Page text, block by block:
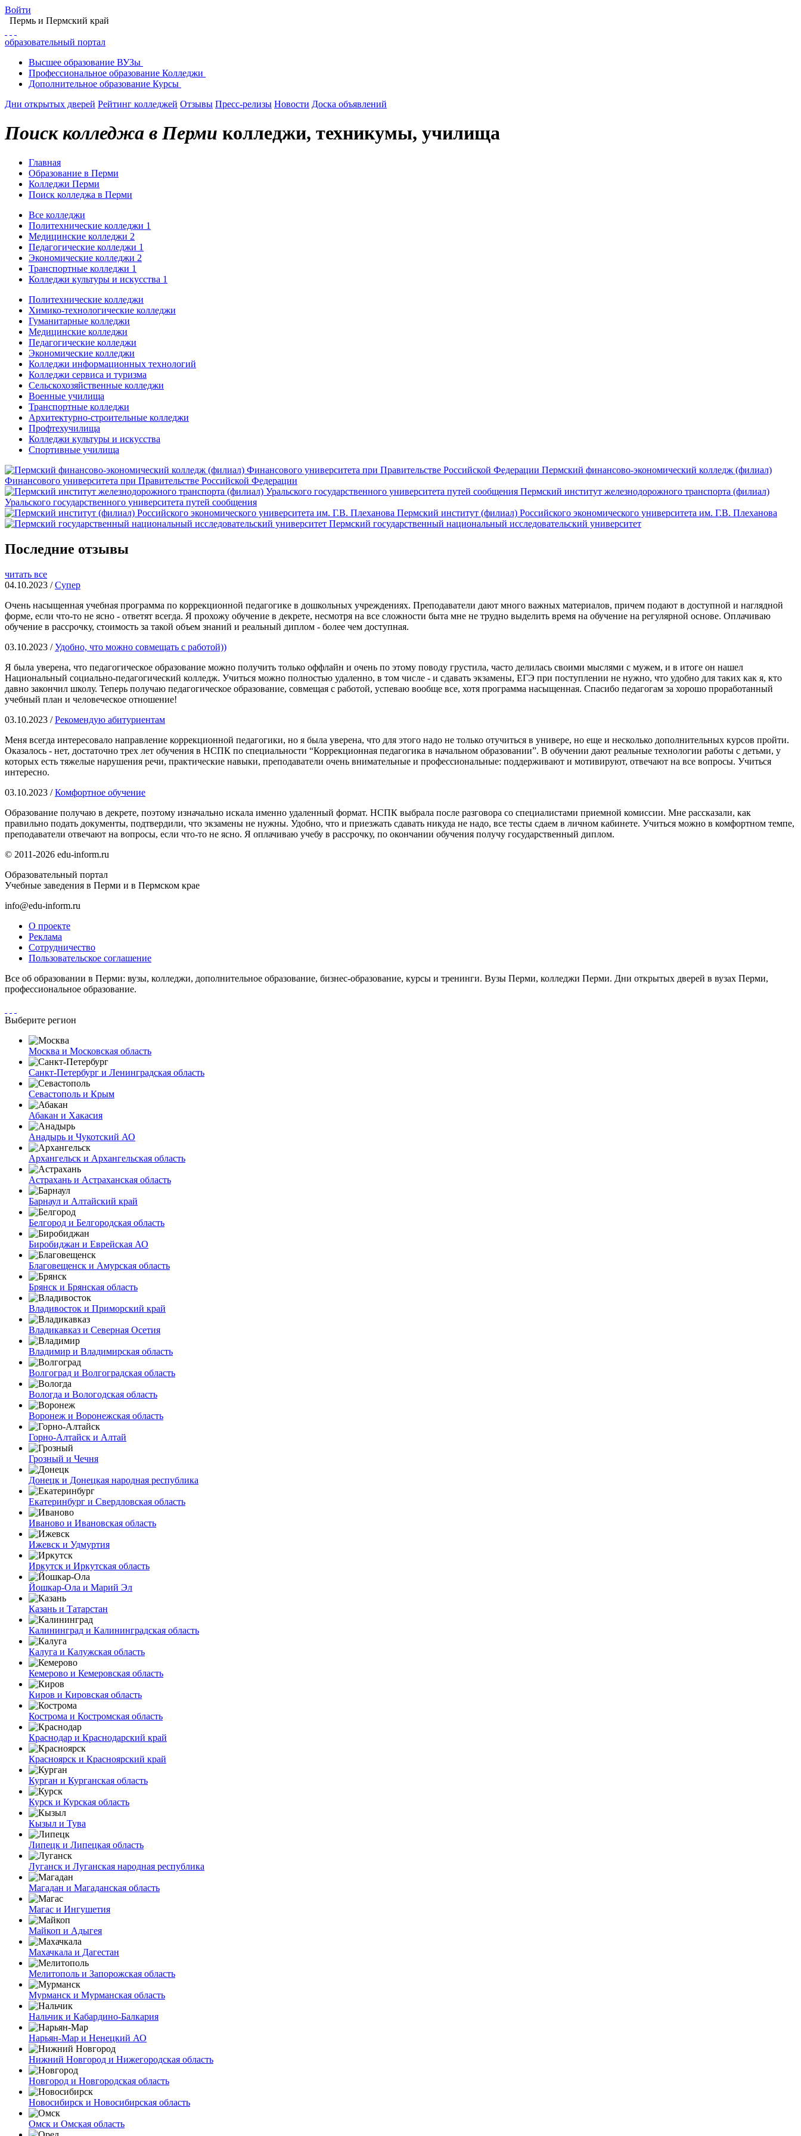
Войти
Пермь и Пермский край
образовательный портал
Высшее образование ВУЗы
Профессиональное образование Колледжи
Дополнительное образование Курсы
Дни открытых дверей Рейтинг колледжей Отзывы Пресс-релизы Новости Доска объявлений
Поиск колледжа в Перми колледжи, техникумы, училища
Главная
Образование в Перми
Колледжи Перми
Поиск колледжа в Перми
Все колледжи
Политехнические колледжи 1
Медицинские колледжи 2
Педагогические колледжи 1
Экономические колледжи 2
Транспортные колледжи 1
Колледжи культуры и искусства 1
Политехнические колледжи
Химико-технологические колледжи
Гуманитарные колледжи
Медицинские колледжи
Педагогические колледжи
Экономические колледжи
Колледжи информационных технологий
Колледжи сервиса и туризма
Сельскохозяйственные колледжи
Военные училища
Транспортные колледжи
Архитектурно-строительные колледжи
Профтехучилища
Колледжи культуры и искусства
Спортивные училища
Пермский финансово-экономический колледж (филиал)
Финансового университета при Правительстве Российской Федерации
Пермский институт железнодорожного транспорта (филиал)
Уральского государственного университета путей сообщения
Пермский институт (филиал) Российского экономического университета им. Г.В. Плеханова
Пермский государственный национальный исследовательский университет
Последние отзывы
читать все
04.10.2023 /Супер
Очень насыщенная учебная программа по коррекционной педагогике в дошкольных учреждениях. Преподаватели дают много важных материалов, причем подают в доступной и наглядной
форме, если что-то не ясно - ответят всегда. Я прохожу обучение в декрете, несмотря на все сложности быта мне не трудно выделить время на обучение на регулярной основе. Оплачиваю
обучение в рассрочку, стоимость за такой объем знаний и реальный диплом - более чем доступная.
03.10.2023 /Удобно, что можно совмещать с работой))
Я была уверена, что педагогическое образование можно получить только оффлайн и очень по этому поводу грустила, часто делилась своими мыслями с мужем, и в итоге он нашел
Национальный социально-педагогический колледж. Учиться можно полностью удаленно, в том числе - и сдавать экзамены, ЕГЭ при поступлении не нужно, что удобно для таких как я, кто
давно закончил школу. Теперь получаю педагогическое образование, совмещая с работой, успеваю вообще все, хотя программа насыщенная. Спасибо педагогам за хорошо проработанный
учебный план и человеческое отношение!
03.10.2023 /Рекомендую абитуриентам
Меня всегда интересовало направление коррекционной педагогики, но я была уверена, что для этого надо не только отучиться в универе, но еще и несколько дополнительных курсов пройти.
Оказалось - нет, достаточно трех лет обучения в НСПК по специальности “Коррекционная педагогика в начальном образовании”. В обучении дают реальные технологии работы с детьми, у
которых есть тяжелые нарушения речи, практические навыки, преподаватели очень внимательные и профессиональные: поддерживают и мотивируют, отвечают на все вопросы. Учиться
интересно.
03.10.2023 /Комфортное обучение
Образование получаю в декрете, поэтому изначально искала именно удаленный формат. НСПК выбрала после разговора со специалистами приемной комиссии. Мне рассказали, как
правильно подать документы, подтвердили, что экзамены не нужны. Удобно, что и приезжать сдавать никуда не надо, все тесты сдаем в личном кабинете. Учиться можно в комфортном темпе,
преподаватели отвечают на вопросы, если что-то не ясно. Я оплачиваю учебу в рассрочку, по окончании обучения получу государственный диплом.
© 2011-2026 edu-inform.ru
Образовательный портал
Учебные заведения в Перми и в Пермском крае
info@edu-inform.ru
О проекте
Реклама
Сотрудничество
Пользовательское соглашение
Все об образовании в Перми: вузы, колледжи, дополнительное образование, бизнес-образование, курсы и тренинги. Вузы Перми, колледжи Перми. Дни открытых дверей в вузах Перми,
профессиональное образование.
Выберите регион
Москва и Московская область
Санкт-Петербург и Ленинградская область
Севастополь и Крым
Абакан и Хакасия
Анадырь и Чукотский АО
Архангельск и Архангельская область
Астрахань и Астраханская область
Барнаул и Алтайский край
Белгород и Белгородская область
Биробиджан и Еврейская АО
Благовещенск и Амурская область
Брянск и Брянская область
Владивосток и Приморский край
Владикавказ и Северная Осетия
Владимир и Владимирская область
Волгоград и Волгоградская область
Вологда и Вологодская область
Воронеж и Воронежская область
Горно-Алтайск и Алтай
Грозный и Чечня
Донецк и Донецкая народная республика
Екатеринбург и Свердловская область
Иваново и Ивановская область
Ижевск и Удмуртия
Иркутск и Иркутская область
Йошкар-Ола и Марий Эл
Казань и Татарстан
Калининград и Калининградская область
Калуга и Калужская область
Кемерово и Кемеровская область
Киров и Кировская область
Кострома и Костромская область
Краснодар и Краснодарский край
Красноярск и Красноярский край
Курган и Курганская область
Курск и Курская область
Кызыл и Тува
Липецк и Липецкая область
Луганск и Луганская народная республика
Магадан и Магаданская область
Магас и Ингушетия
Майкоп и Адыгея
Махачкала и Дагестан
Мелитополь и Запорожская область
Мурманск и Мурманская область
Нальчик и Кабардино-Балкария
Нарьян-Мар и Ненецкий АО
Нижний Новгород и Нижегородская область
Новгород и Новгородская область
Новосибирск и Новосибирская область
Омск и Омская область